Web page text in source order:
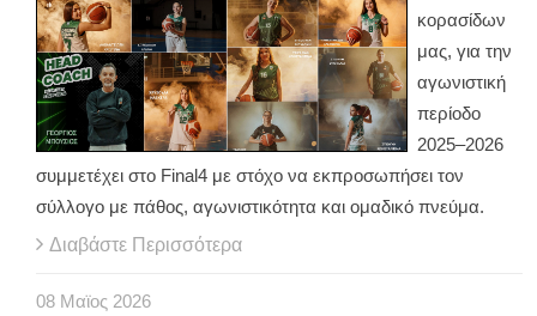
κορασίδων
μας, για την
αγωνιστική
περίοδο
2025–2026
συμμετέχει στο Final4 με στόχο να εκπροσωπήσει τον
σύλλογο με πάθος, αγωνιστικότητα και ομαδικό πνεύμα.
Διαβάστε Περισσότερα
08 Μαϊος 2026